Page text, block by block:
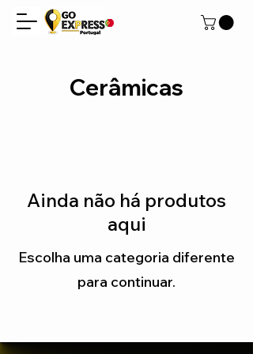
Cerâmicas
Ainda não há produtos
aqui
Escolha uma categoria diferente
para continuar.